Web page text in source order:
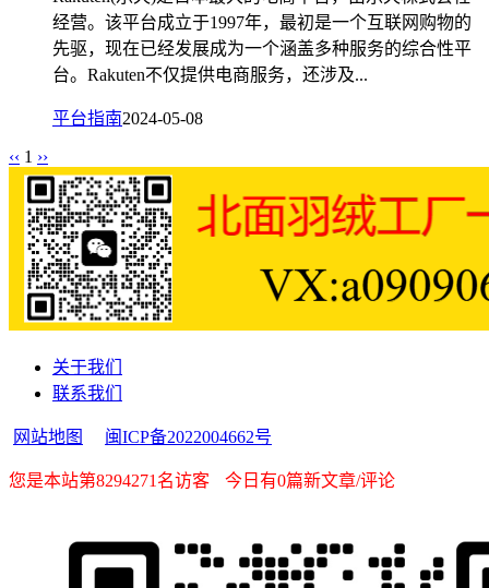
经营。该平台成立于1997年，最初是一个互联网购物的
先驱，现在已经发展成为一个涵盖多种服务的综合性平
台。Rakuten不仅提供电商服务，还涉及...
平台指南2024-05-08
‹‹ 1 ››
关于我们
联系我们
网站地图 闽ICP备2022004662号
您是本站第8294271名访客 今日有0篇新文章/评论